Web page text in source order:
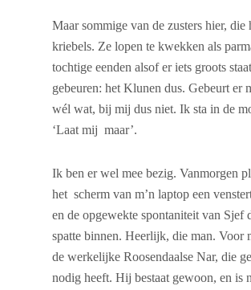
Maar sommige van de zusters hier, die
kriebels. Ze lopen te kwekken als
tochtige eenden alsof er iets groots
gebeuren: het Klunen dus. Gebeurt er
wél wat, bij mij dus niet. Ik sta in de
‘Laat mij maar’.
Ik ben er wel mee bezig. Vanmorgen
het scherm van m’n laptop een
en de opgewekte spontaniteit van Sjef
spatte binnen. Heerlijk, die man. Voor
de werkelijke Roosendaalse Nar, die
nodig heeft. Hij bestaat gewoon, en is